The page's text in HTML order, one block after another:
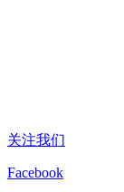
关注我们
Facebook